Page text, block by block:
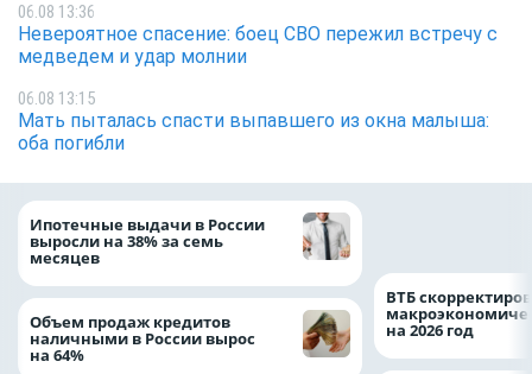
06.08 13:36
Невероятное спасение: боец СВО пережил встречу с
медведем и удар молнии
06.08 13:15
Мать пыталась спасти выпавшего из окна малыша:
оба погибли
Ипотечные выдачи в России
выросли на 38% за семь
месяцев
Объем продаж кредитов
наличными в России вырос
на 64%
ВТБ
на 2026 год